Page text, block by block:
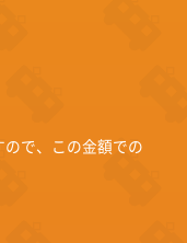
で、この金額での